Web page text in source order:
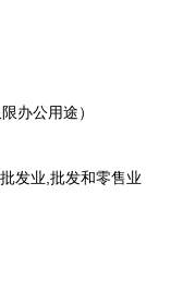
办公用途）
发业,批发和零售业